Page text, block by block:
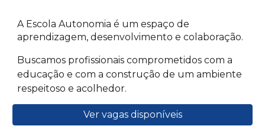
A Escola Autonomia é um espaço de
aprendizagem, desenvolvimento e colaboração.
Buscamos profissionais comprometidos com a
educação e com a construção de um ambiente
respeitoso e acolhedor.
Ver vagas disponíveis